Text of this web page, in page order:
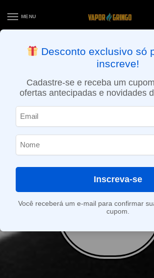
MENU
APROVADOS ATÉ 15:30 VIA
Hortelã-verde
Desconto exclusivo só
inscreve!
Cadastre-se e receba um
ofertas antecipadas e novidades
Inscreva-se
Você receberá um e-mail para confirmar
cupom.